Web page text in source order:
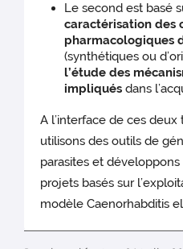
Le second est basé
caractérisation des
pharmacologiques
(synthétiques ou
l’étude des
impliqués dans
A l’interface de ces
utilisons des outils de
parasites et
projets basés sur
modèle Caenorhabditis